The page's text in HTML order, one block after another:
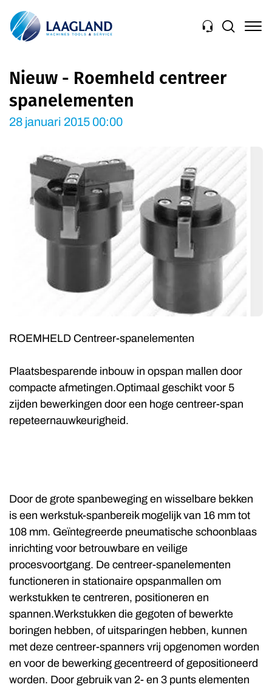
Navigation
Nieuw - Roemheld centreer
spanelementen
28 januari 2015 00:00
ROEMHELD Centreer-spanelementen
Plaatsbesparende inbouw in opspan mallen door
compacte afmetingen.Optimaal geschikt voor 5
zijden bewerkingen door een hoge centreer-span
repeteernauwkeurigheid.
Door de grote spanbeweging en wisselbare bekken
is een werkstuk-spanbereik mogelijk van 16 mm tot
108 mm. Geïntegreerde pneumatische schoonblaas
inrichting voor betrouwbare en veilige
procesvoortgang. De centreer-spanelementen
functioneren in stationaire opspanmallen om
werkstukken te centreren, positioneren en
spannen.Werkstukken die gegoten of bewerkte
boringen hebben, of uitsparingen hebben, kunnen
met deze centreer-spanners vrij opgenomen worden
en voor de bewerking gecentreerd of gepositioneerd
worden. Door gebruik van 2- en 3 punts elementen